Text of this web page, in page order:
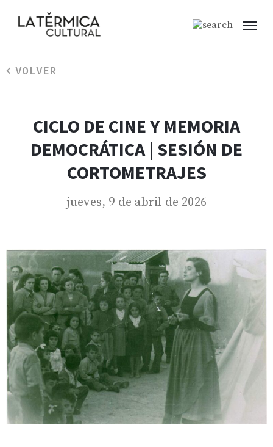
VOLVER
CICLO DE CINE Y MEMORIA
DEMOCRÁTICA | SESIÓN DE
CORTOMETRAJES
jueves, 9 de abril de 2026